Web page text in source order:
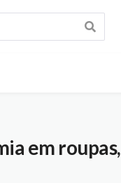
em roupas,